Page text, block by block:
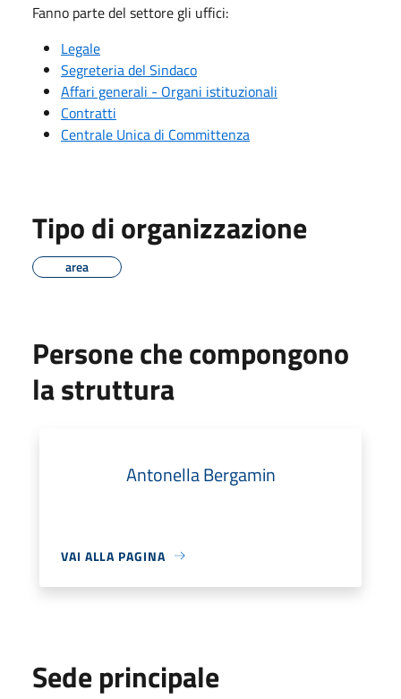
Fanno parte del settore gli uffici:
Legale
Segreteria del Sindaco
Affari generali - Organi istituzionali
Contratti
Centrale Unica di Committenza
Tipo di organizzazione
area
Persone che compongono
la struttura
Antonella Bergamin
VAI ALLA PAGINA
Sede principale